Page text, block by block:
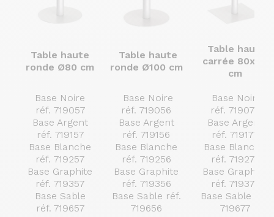
Table haute
ronde Ø80 cm
Table haute
ronde Ø100 cm
Table haute
carrée 80x80
cm
Base Noire
réf. 719057
Base Argent
réf. 719157
Base Blanche
réf. 719257
Base Graphite
réf. 719357
Base Sable
réf. 719657
Base Noire
réf. 719056
Base Argent
réf. 719156
Base Blanche
réf. 719256
Base Graphite
réf. 719356
Base Sable réf.
719656
Base Noire
réf. 719077
Base Argent
réf. 719177
Base Blanche
réf. 719277
Base Graphite
réf. 719377
Base Sable réf.
719677